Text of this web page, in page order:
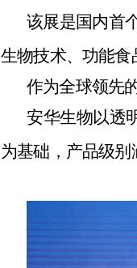
该展是国内首
生物技术、功能食
作为全球领先
安华生物以透
为基础，产品级别